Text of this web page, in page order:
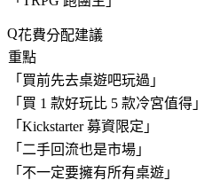
花費分配建議
重點
「 買前先去桌遊吧玩過 」
「 買 1 款好玩比 5 款冷宮值得 」
「 Kickstarter 募資限定 」
「 二手回流也是市場 」
「 不一定要擁有所有桌遊 」